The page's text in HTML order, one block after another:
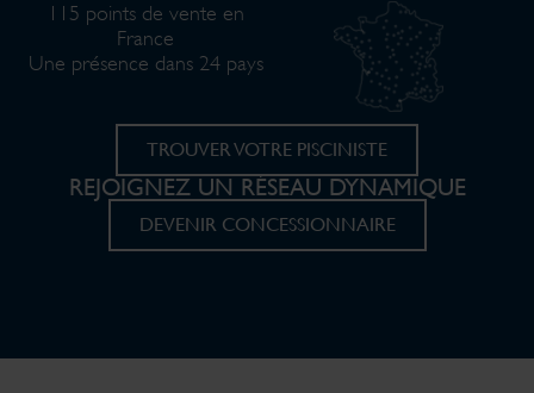
115 points de vente en
France
Une présence dans 24 pays
TROUVER VOTRE PISCINISTE
REJOIGNEZ UN RÉSEAU DYNAMIQUE
DEVENIR CONCESSIONNAIRE